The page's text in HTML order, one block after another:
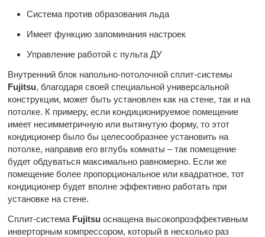
Система против образования льда
Имеет функцию запоминания настроек
Управление работой с пульта ДУ
Внутренний блок напольно-потолочной сплит-системы
Fujitsu, благодаря своей специальной универсальной
конструкции, может быть установлен как на стене, так и на
потолке. К примеру, если кондиционируемое помещение
имеет несимметричную или вытянутую форму, то этот
кондиционер было бы целесообразнее установить на
потолке, направив его вглубь комнаты – так помещение
будет обдуваться максимально равномерно. Если же
помещение более пропорциональное или квадратное, тот
кондиционер будет вполне эффективно работать при
установке на стене.
Сплит-система Fujitsuоснащена высокопроэффективным
инверторным компрессором, который в несколько раз